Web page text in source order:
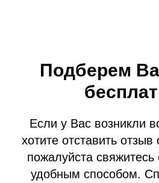
Подберем
Если у Вас возникли
хотите отставить
пожалуйста
удобным способом.